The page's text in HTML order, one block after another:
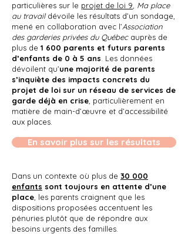
particulières sur le projet de loi 9 Ma place
au travaildévoile les résultats d’un sondage,
mené en collaboration avec l’Association
des garderies privées du Québecauprès de
plus de 1 600 parents et futurs parents
d’enfants de 0 à 5 ans . Les données
dévoilent qu’une majorité de parents
s’inquiète des impacts concrets du
projet de loi sur un réseau de services de
garde déjà en crise , particulièrement en
matière de main-d’œuvre et d’accessibilité
aux places.
En savoir plus sur les résultats
Dans un contexte où plus de 30 000
enfants sont toujours en attente d’une
place , les parents craignent que les
dispositions proposées accentuent les
pénuries plutôt que de répondre aux
besoins urgents des familles.